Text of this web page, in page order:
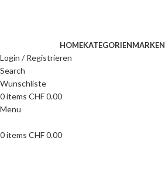
HOMEKATEGORIENMARKEN
Login / Registrieren
Search
Wunschliste
0items CHF0.00
Menu
0items CHF0.00